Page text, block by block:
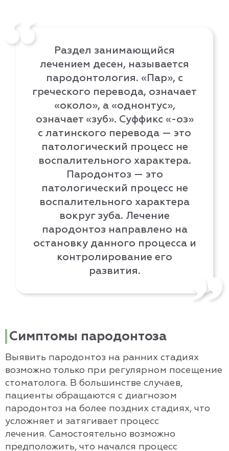
Раздел занимающийся
лечением десен, называется
пародонтология. «Пар», с
греческого перевода, означает
«около», а «однонтус»,
означает «зуб». Суффикс «-оз»
с латинского перевода — это
патологический процесс не
воспалительного характера.
Пародонтоз — это
патологический процесс не
воспалительного характера
вокруг зуба. Лечение
пародонтоз направлено на
остановку данного процесса и
контролирование его
развития.
Симптомы пародонтоза
Выявить пародонтоз на ранних стадиях
возможно только при регулярном посещение
стоматолога. В большинстве случаев,
пациенты обращаются с диагнозом
пародонтоз на более поздних стадиях, что
усложняет и затягивает процесс
лечения. Самостоятельно возможно
предположить, что начался процесс